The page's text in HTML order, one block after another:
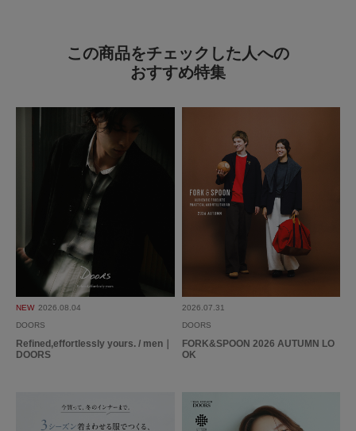
この商品をチェックした人への
おすすめ特集
NEW 2026.08.04
DOORS
Refined,effortlessly yours. / men｜
DOORS
2026.07.31
DOORS
FORK&SPOON 2026 AUTUMN LO
OK